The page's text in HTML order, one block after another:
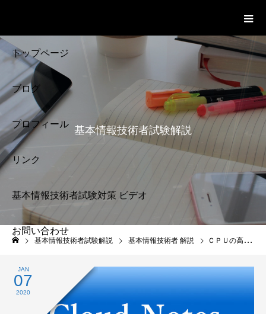
トップページ
ブログ
プロフィール
リンク
基本情報技術者試験対策 ビデオ
お問い合わせ
プライバシーポリシー
基本情報技術者試験
解説
基本情報技術者試験解説
基本情報技術者試験解説 基本情報技術者 解説 ＣＰＵの高速化 CPUの種類 基本情報技術者試験対策
JAN
07
2020